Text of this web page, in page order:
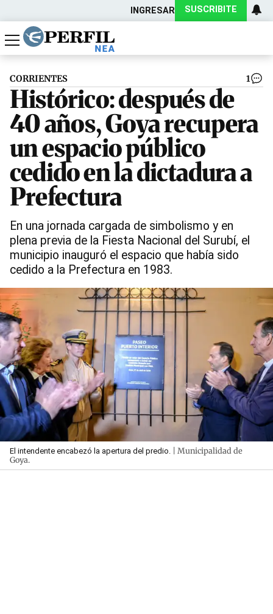
INGRESAR SUSCRIBITE
Política
Economía
Actualidad
CORRIENTES 1
Histórico: después de
40 años, Goya recupera
un espacio público
cedido en la dictadura a
Prefectura
En una jornada cargada de simbolismo y en
plena previa de la Fiesta Nacional del Surubí, el
municipio inauguró el espacio que había sido
cedido a la Prefectura en 1983.
El intendente encabezó la apertura del predio.
| Municipalidad de
Goya.